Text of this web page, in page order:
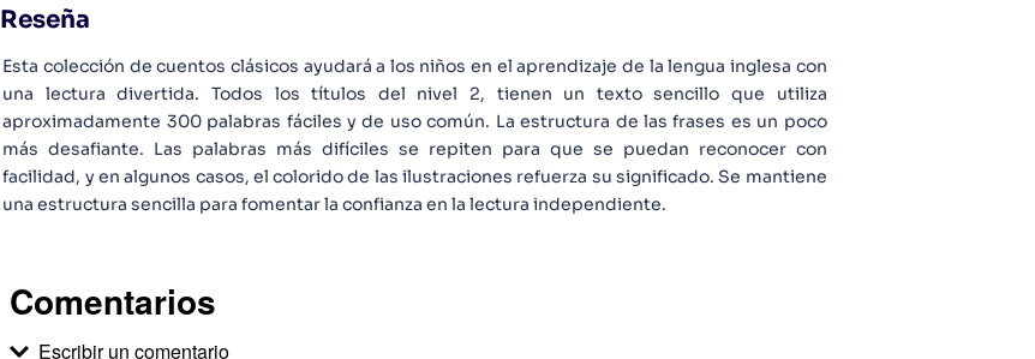
Reseña
Esta colección de cuentos clásicos ayudará a los niños en el aprendizaje de la lengua inglesa con
una lectura divertida. Todos los títulos del nivel 2, tienen un texto sencillo que utiliza
aproximadamente 300 palabras fáciles y de uso común. La estructura de las frases es un poco
más desafiante. Las palabras más difíciles se repiten para que se puedan reconocer con
facilidad, y en algunos casos, el colorido de las ilustraciones refuerza su significado. Se mantiene
una estructura sencilla para fomentar la confianza en la lectura independiente.
Comentarios
Escribir un comentario